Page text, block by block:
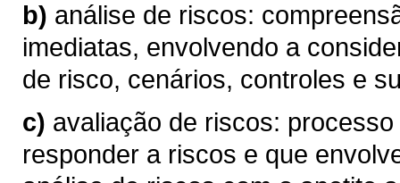
b) análise de riscos:
imediatas, envolvendo a
de risco, cenários, controles e
c) avaliação de riscos:
responder a riscos e que